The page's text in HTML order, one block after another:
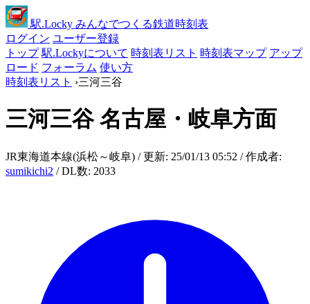
駅.Locky みんなでつくる鉄道時刻表
ログイン ユーザー登録
トップ 駅.Lockyについて 時刻表リスト 時刻表マップ アップ
ロード フォーラム 使い方
時刻表リスト ›三河三谷
三河三谷名古屋・岐阜方面
JR東海道本線(浜松～岐阜) / 更新: 25/01/13 05:52 / 作成者:
sumikichi2 / DL数: 2033